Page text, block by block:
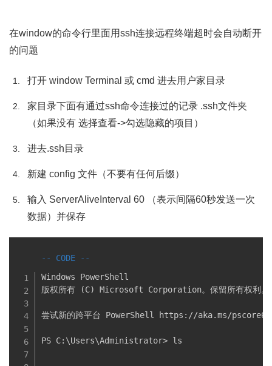
在window的命令行里面用ssh连接远程终端超时会自动断开
的问题
打开 window Terminal 或 cmd 进去用户家目录
家目录下面有通过ssh命令连接过的记录 .ssh文件夹
（如果没有 选择查看->勾选隐藏的项目）
进去.ssh目录
新建 config 文件（不要有任何后缀）
输入 ServerAliveInterval 60 （表示间隔60秒发送一次
数据）并保存
Windows PowerShell
版权所有 (C) Microsoft Corporation。保留所有权利。
尝试新的跨平台 PowerShell https://aka.ms/pscore6
PS C:\Users\Administrator> ls